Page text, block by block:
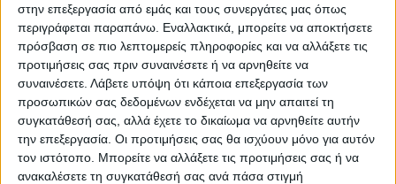
στην επεξεργασία από εμάς και τους συνεργάτες μας όπως
περιγράφεται παραπάνω. Εναλλακτικά, μπορείτε να αποκτήσετε
πρόσβαση σε πιο λεπτομερείς πληροφορίες και να αλλάξετε τις
προτιμήσεις σας πριν συναινέσετε ή να αρνηθείτε να
συναινέσετε. Λάβετε υπόψη ότι κάποια επεξεργασία των
προσωπικών σας δεδομένων ενδέχεται να μην απαιτεί τη
συγκατάθεσή σας, αλλά έχετε το δικαίωμα να αρνηθείτε αυτήν
την επεξεργασία. Οι προτιμήσεις σας θα ισχύουν μόνο για αυτόν
τον ιστότοπο. Μπορείτε να αλλάξετε τις προτιμήσεις σας ή να
ανακαλέσετε τη συγκατάθεσή σας ανά πάσα στιγμή
ΝΕΟΣ ΑΓΩΝ
https://neosagon.gr
Η Αρχαιότερη Καθημερινή Πρωινή Εφημερίδα της Καρδίτσας